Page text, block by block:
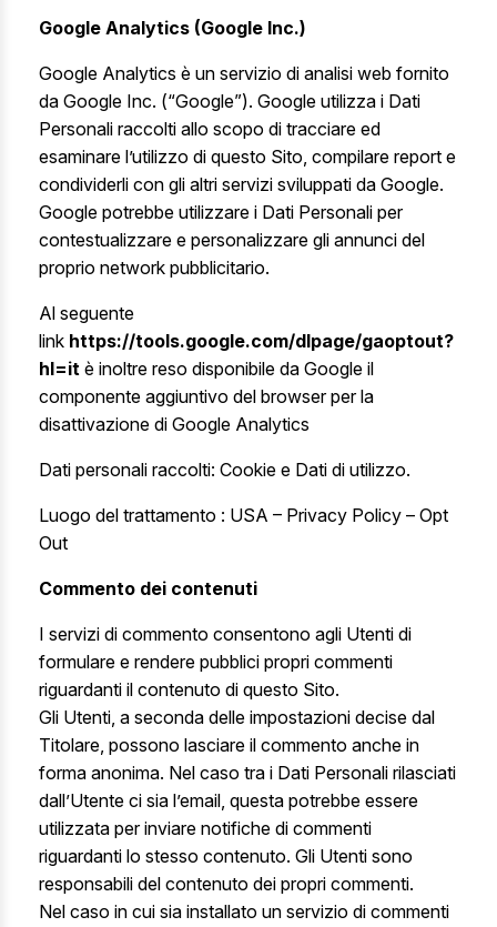
Google Analytics (Google Inc.)
Google Analytics è un servizio di analisi web fornito
da Google Inc. (“Google”). Google utilizza i Dati
Personali raccolti allo scopo di tracciare ed
esaminare l’utilizzo di questo Sito, compilare report e
condividerli con gli altri servizi sviluppati da Google.
Google potrebbe utilizzare i Dati Personali per
contestualizzare e personalizzare gli annunci del
proprio network pubblicitario.
Al seguente
link https://tools.google.com/dlpage/gaoptout?
hl=it è inoltre reso disponibile da Google il
componente aggiuntivo del browser per la
disattivazione di Google Analytics
Dati personali raccolti: Cookie e Dati di utilizzo.
Luogo del trattamento : USA – Privacy Policy – Opt
Out
Commento dei contenuti
I servizi di commento consentono agli Utenti di
formulare e rendere pubblici propri commenti
riguardanti il contenuto di questo Sito.
Gli Utenti, a seconda delle impostazioni decise dal
Titolare, possono lasciare il commento anche in
forma anonima. Nel caso tra i Dati Personali rilasciati
dall’Utente ci sia l’email, questa potrebbe essere
utilizzata per inviare notifiche di commenti
riguardanti lo stesso contenuto. Gli Utenti sono
responsabili del contenuto dei propri commenti.
Nel caso in cui sia installato un servizio di commenti